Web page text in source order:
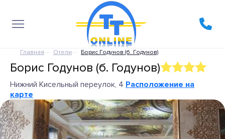
Главная Отели Борис Годунов (б. Годунов)
Борис Годунов (б. Годунов)
Нижний Кисельный переулок, 4 Расположение на
карте